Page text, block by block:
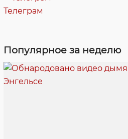
Телеграм
Популярное за неделю